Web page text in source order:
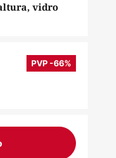
vidro
PVP -66%